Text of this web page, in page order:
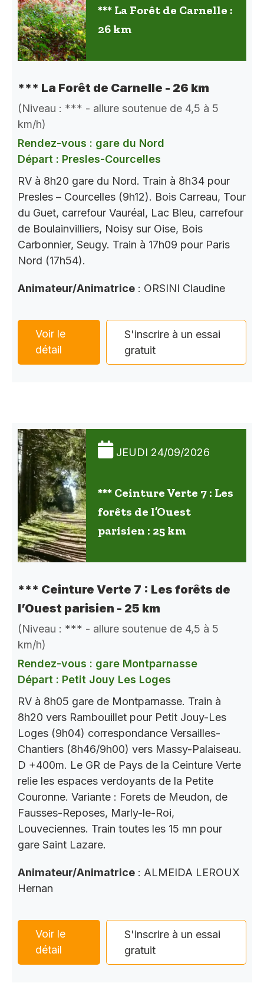
*** La Forêt de Carnelle :
26 km
*** La Forêt de Carnelle - 26 km
(Niveau : *** - allure soutenue de 4,5 à 5
km/h)
Rendez-vous : gare du Nord
Départ : Presles-Courcelles
RV à 8h20 gare du Nord. Train à 8h34 pour
Presles – Courcelles (9h12). Bois Carreau, Tour
du Guet, carrefour Vauréal, Lac Bleu, carrefour
de Boulainvilliers, Noisy sur Oise, Bois
Carbonnier, Seugy. Train à 17h09 pour Paris
Nord (17h54).
Animateur/Animatrice : ORSINI Claudine
Voir le
détail
S'inscrire à un essai
gratuit
JEUDI 24/09/2026
*** Ceinture Verte 7 : Les
forêts de l’Ouest
parisien : 25 km
*** Ceinture Verte 7 : Les forêts de
l’Ouest parisien - 25 km
(Niveau : *** - allure soutenue de 4,5 à 5
km/h)
Rendez-vous : gare Montparnasse
Départ : Petit Jouy Les Loges
RV à 8h05 gare de Montparnasse. Train à
8h20 vers Rambouillet pour Petit Jouy-Les
Loges (9h04) correspondance Versailles-
Chantiers (8h46/9h00) vers Massy-Palaiseau.
D +400m. Le GR de Pays de la Ceinture Verte
relie les espaces verdoyants de la Petite
Couronne. Variante : Forets de Meudon, de
Fausses-Reposes, Marly-le-Roi,
Louveciennes. Train toutes les 15 mn pour
gare Saint Lazare.
Animateur/Animatrice : ALMEIDA LEROUX
Hernan
Voir le
détail
S'inscrire à un essai
gratuit